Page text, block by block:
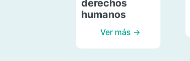
derechos
humanos
Ver más →